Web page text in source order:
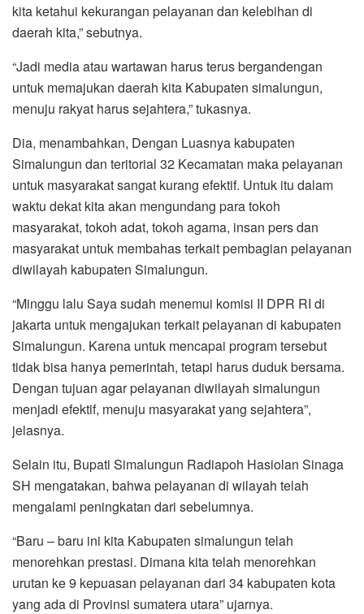
kita ketahui kekurangan pelayanan dan kelebihan di
daerah kita,” sebutnya.
“Jadi media atau wartawan harus terus bergandengan
untuk memajukan daerah kita Kabupaten simalungun,
menuju rakyat harus sejahtera,” tukasnya.
Dia, menambahkan, Dengan Luasnya kabupaten
Simalungun dan teritorial 32 Kecamatan maka pelayanan
untuk masyarakat sangat kurang efektif. Untuk itu dalam
waktu dekat kita akan mengundang para tokoh
masyarakat, tokoh adat, tokoh agama, insan pers dan
masyarakat untuk membahas terkait pembagian pelayanan
diwilayah kabupaten Simalungun.
“Minggu lalu Saya sudah menemui komisi II DPR RI di
jakarta untuk mengajukan terkait pelayanan di kabupaten
Simalungun. Karena untuk mencapai program tersebut
tidak bisa hanya pemerintah, tetapi harus duduk bersama.
Dengan tujuan agar pelayanan diwilayah simalungun
menjadi efektif, menuju masyarakat yang sejahtera”,
jelasnya.
Selain itu, Bupati Simalungun Radiapoh Hasiolan Sinaga
SH mengatakan, bahwa pelayanan di wilayah telah
mengalami peningkatan dari sebelumnya.
“Baru – baru ini kita Kabupaten simalungun telah
menorehkan prestasi. Dimana kita telah menorehkan
urutan ke 9 kepuasan pelayanan dari 34 kabupaten kota
yang ada di Provinsi sumatera utara” ujarnya.